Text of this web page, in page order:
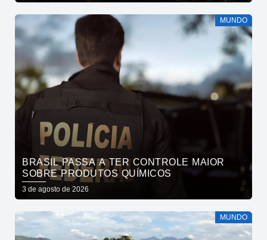
MUNDO
BRASIL PASSA A TER CONTROLE MAIOR
SOBRE PRODUTOS QUÍMICOS
3 de agosto de 2026
MUNDO